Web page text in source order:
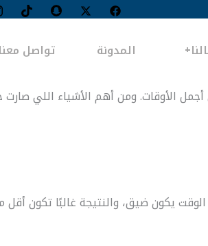
المدونة تواصل معنا
الأوقات. ومن أهم الأشياء اللي صارت
يكون ضيق، والنتيجة غالبًا تكون أقل